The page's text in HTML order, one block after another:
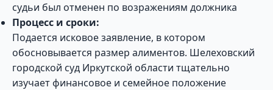
судьи был отменен по возражениям должника
Процесс и сроки:
Подается исковое заявление, в котором
обосновывается размер алиментов. Шелеховский
городской суд Иркутской области тщательно
изучает финансовое и семейное положение